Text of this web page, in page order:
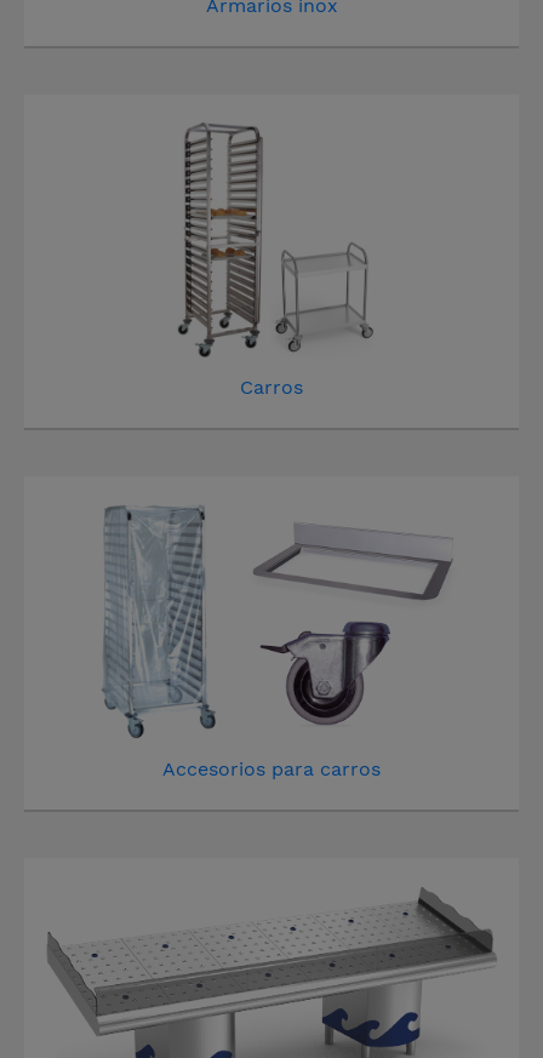
Armarios inox
Carros
Accesorios para carros